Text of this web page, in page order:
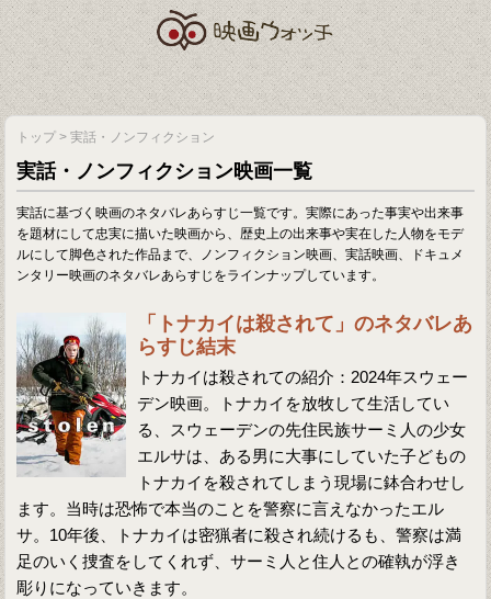
トップ > 実話・ノンフィクション
実話・ノンフィクション映画一覧
実話に基づく映画のネタバレあらすじ一覧です。実際にあった事実や出来事
を題材にして忠実に描いた映画から、歴史上の出来事や実在した人物をモデ
ルにして脚色された作品まで、ノンフィクション映画、実話映画、ドキュメ
ンタリー映画のネタバレあらすじをラインナップしています。
「トナカイは殺されて」のネタバレあ
らすじ結末
トナカイは殺されての紹介：2024年スウェー
デン映画。トナカイを放牧して生活してい
る、スウェーデンの先住民族サーミ人の少女
エルサは、ある男に大事にしていた子どもの
トナカイを殺されてしまう現場に鉢合わせし
ます。当時は恐怖で本当のことを警察に言えなかったエル
サ。10年後、トナカイは密猟者に殺され続けるも、警察は満
足のいく捜査をしてくれず、サーミ人と住人との確執が浮き
彫りになっていきます。